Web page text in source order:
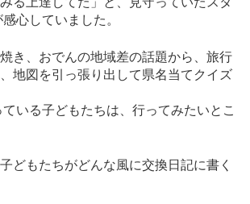
心していました。
き、おでんの地域差の話題から、旅行
地図を引っ張り出して県名当てクイズ
いる子どもたちは、行ってみたいとこ
どもたちがどんな風に交換日記に書く